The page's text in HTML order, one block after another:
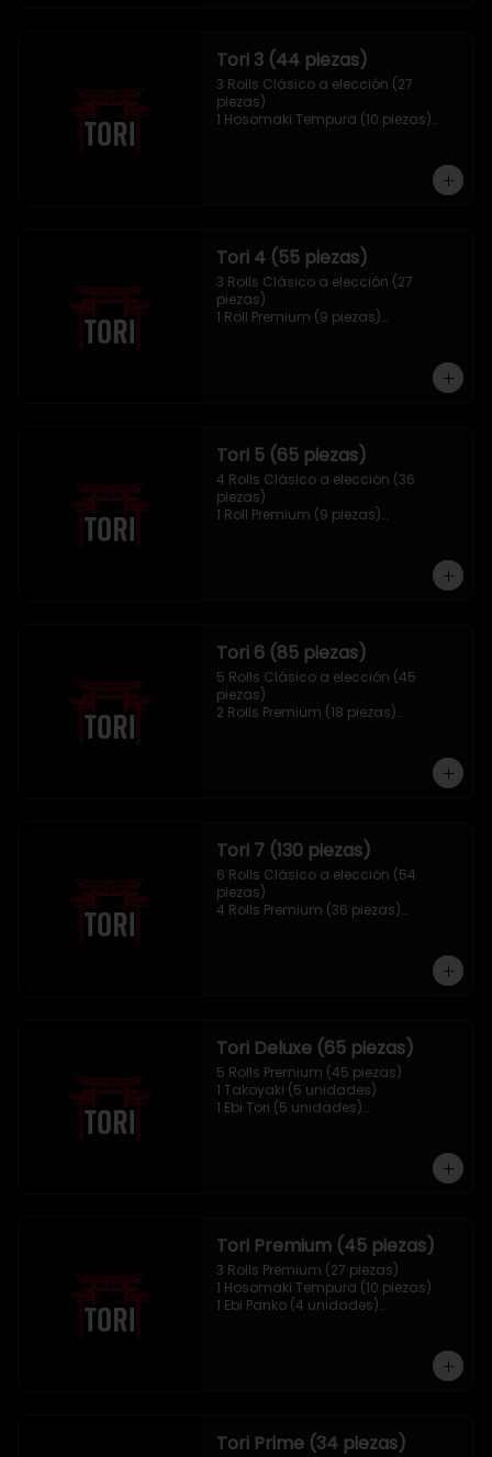
Tori 3 (44 piezas)
3 Rolls Clásico a elección (27
piezas)
1 Hosomaki Tempura (10 piezas)
Tori 4 (55 piezas)
3 Rolls Clásico a elección (27
piezas)
1 Roll Premium (9 piezas)
Tori 5 (65 piezas)
4 Rolls Clásico a elección (36
piezas)
1 Roll Premium (9 piezas)
Tori 6 (85 piezas)
5 Rolls Clásico a elección (45
piezas)
2 Rolls Premium (18 piezas)
Tori 7 (130 piezas)
6 Rolls Clásico a elección (54
piezas)
4 Rolls Premium (36 piezas)
Tori Deluxe (65 piezas)
5 Rolls Premium (45 piezas)
1 Takoyaki (5 unidades)
1 Ebi Tori (5 unidades)
Tori Premium (45 piezas)
3 Rolls Premium (27 piezas)
1 Hosomaki Tempura (10 piezas)
1 Ebi Panko (4 unidades)
Tori Prime (34 piezas)